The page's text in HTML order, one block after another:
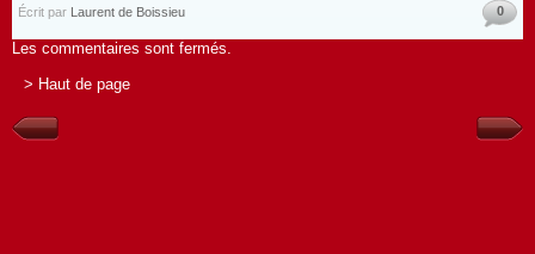
Écrit par Laurent de Boissieu 0
Les commentaires sont fermés.
> Haut de page